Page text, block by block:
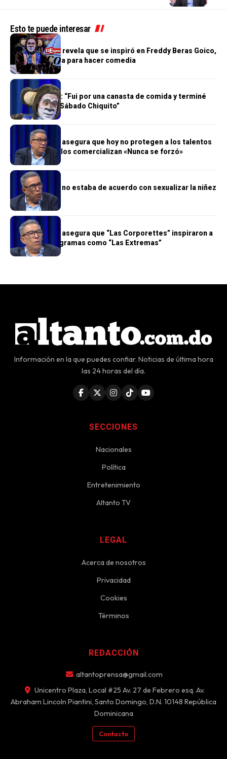
Esto te puede interesar
ALTANTO TV
Monito Quique revela que se inspiró en Freddy Beras Goico,
Cuquín y Boruga para hacer comedia
ALTANTO TV
Monito Quique: “Fui por una canasta de comida y terminé
trabajando en Sábado Chiquito”
ALTANTO TV
Chiqui Haddad asegura que hoy no protegen a los talentos
jóvenes y solo los comercializan «Nunca se forzó»
ALTANTO TV
Chiqui Haddad no estaba de acuerdo con sexualizar la niñez
ALTANTO TV
Chiqui Haddad asegura que “Las Corporettes” inspiraron a
figuras de programas como “Las Extremas”
Información en la que puedes confiar. Noticias de última hora
las 24 horas del día.
SECCIONES
Nacionales
Política
Entretenimiento
Altanto TV
LEGAL
Acerca de nosotros
Privacidad
Cookies
Términos
REDACCIÓN
altantoprensa@gmail.com
Unicentro Plaza, Local #25 Av. 27 de Febrero esq. Av.
Abraham Lincoln Piantini, Santo Domingo, D.N. 10148 República
Dominicana
Contacto